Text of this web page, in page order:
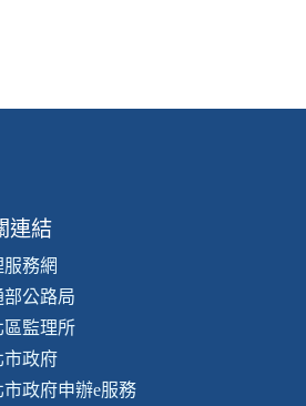
連結
服務網
部公路局
區監理所
市政府
市政府申辦e服務